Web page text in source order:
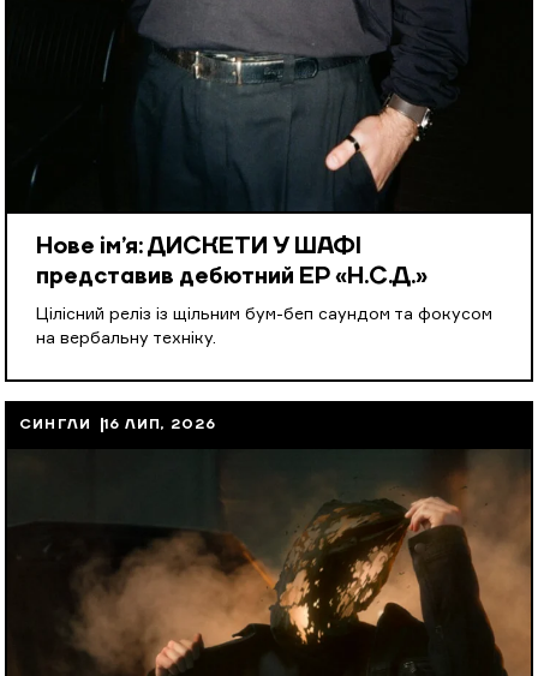
Нове ім’я: ДИСКЕТИ У ШАФІ
представив дебютний EP «Н.С.Д.»
Цілісний реліз із щільним бум-беп саундом та фокусом
на вербальну техніку.
СИНГЛИ 16 ЛИП, 2026